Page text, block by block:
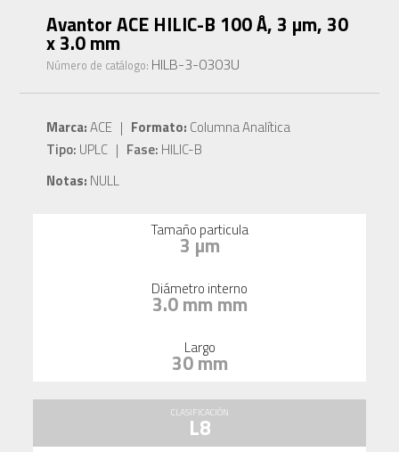
Avantor ACE HILIC-B 100 Å, 3 µm, 30
x 3.0 mm
Número de catálogo: HILB-3-0303U
Marca:ACE | Formato: Columna Analítica
Tipo: UPLC | Fase: HILIC-B
Notas: NULL
Tamaño particula
3 µm
Diámetro interno
3.0 mm mm
Largo
30 mm
CLASIFICACIÓN
L8